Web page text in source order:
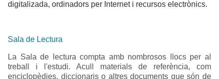
digitalizada, ordinadors per Internet i recursos electrònics.
Sala de Lectura
La Sala de lectura compta amb nombrosos llocs per al
treball i l'estudi. Acull materials de referència, com
enciclopèdies, diccionaris o altres documents que són de